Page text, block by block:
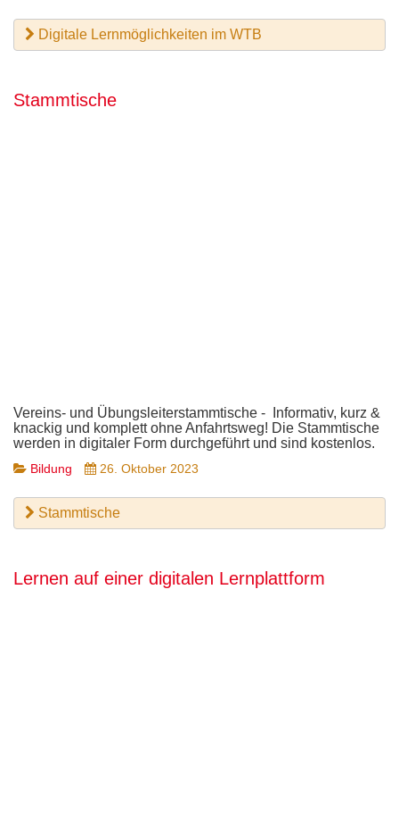
Digitale Lernmöglichkeiten im WTB
Stammtische
Vereins- und Übungsleiterstammtische - Informativ, kurz &
knackig und komplett ohne Anfahrtsweg! Die Stammtische
werden in digitaler Form durchgeführt und sind kostenlos.
Bildung 26. Oktober 2023
Stammtische
Lernen auf einer digitalen Lernplattform